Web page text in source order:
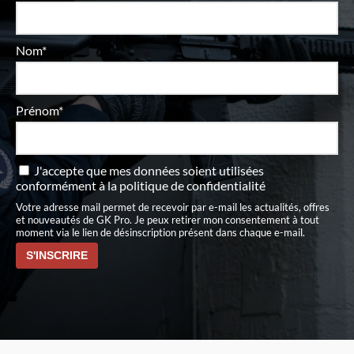
Nom*
Prénom*
J'accepte que mes données soient utilisées
conformément àla politique de confidentialité
Votre adresse mail permet de recevoir par e-mail les actualités, offres
et nouveautés de GK Pro. Je peux retirer mon consentement à tout
moment via le lien de désinscription présent dans chaque e-mail.